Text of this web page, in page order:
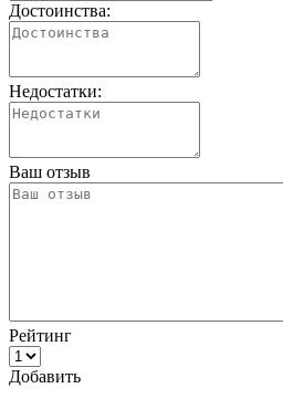
Достоинства:
Недостатки:
Ваш отзыв
Рейтинг
Добавить